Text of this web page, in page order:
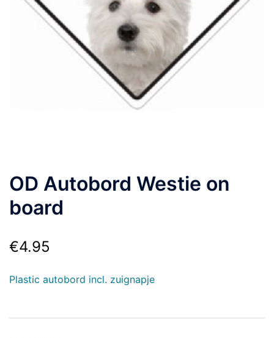
OD Autobord Westie on
board
€4.95
Plastic autobord incl. zuignapje